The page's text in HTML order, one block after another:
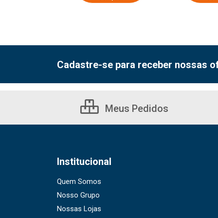
Cadastre-se para receber nossas
Meus Pedidos
Institucional
Quem Somos
Nosso Grupo
Nossas Lojas